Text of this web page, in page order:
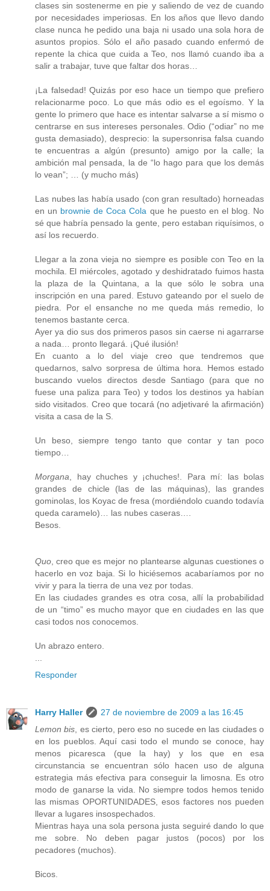
clases sin sostenerme en pie y saliendo de vez de cuando
por necesidades imperiosas. En los años que llevo dando
clase nunca he pedido una baja ni usado una sola hora de
asuntos propios. Sólo el año pasado cuando enfermó de
repente la chica que cuida a Teo, nos llamó cuando iba a
salir a trabajar, tuve que faltar dos horas…
¡La falsedad! Quizás por eso hace un tiempo que prefiero
relacionarme poco. Lo que más odio es el egoísmo. Y la
gente lo primero que hace es intentar salvarse a sí mismo o
centrarse en sus intereses personales. Odio (“odiar” no me
gusta demasiado), desprecio: la supersonrisa falsa cuando
te encuentras a algún (presunto) amigo por la calle; la
ambición mal pensada, la de “lo hago para que los demás
lo vean”; … (y mucho más)
Las nubes las había usado (con gran resultado) horneadas
en un brownie de Coca Cola que he puesto en el blog. No
sé que habría pensado la gente, pero estaban riquísimos, o
así los recuerdo.
Llegar a la zona vieja no siempre es posible con Teo en la
mochila. El miércoles, agotado y deshidratado fuimos hasta
la plaza de la Quintana, a la que sólo le sobra una
inscripción en una pared. Estuvo gateando por el suelo de
piedra. Por el ensanche no me queda más remedio, lo
tenemos bastante cerca.
Ayer ya dio sus dos primeros pasos sin caerse ni agarrarse
a nada… pronto llegará. ¡Qué ilusión!
En cuanto a lo del viaje creo que tendremos que
quedarnos, salvo sorpresa de última hora. Hemos estado
buscando vuelos directos desde Santiago (para que no
fuese una paliza para Teo) y todos los destinos ya habían
sido visitados. Creo que tocará (no adjetivaré la afirmación)
visita a casa de la S.
Un beso, siempre tengo tanto que contar y tan poco
tiempo…
Morgana, hay chuches y ¡chuches!. Para mí: las bolas
grandes de chicle (las de las máquinas), las grandes
gominolas, los Koyac de fresa (mordiéndolo cuando todavía
queda caramelo)… las nubes caseras….
Besos.
Quo, creo que es mejor no plantearse algunas cuestiones o
hacerlo en voz baja. Si lo hiciésemos acabaríamos por no
vivir y para la tierra de una vez por todas.
En las ciudades grandes es otra cosa, allí la probabilidad
de un “timo” es mucho mayor que en ciudades en las que
casi todos nos conocemos.
Un abrazo entero.
...
Responder
Harry Haller
27 de noviembre de 2009 a las 16:45
Lemon bis, es cierto, pero eso no sucede en las ciudades o
en los pueblos. Aquí casi todo el mundo se conoce, hay
menos picaresca (que la hay) y los que en esa
circunstancia se encuentran sólo hacen uso de alguna
estrategia más efectiva para conseguir la limosna. Es otro
modo de ganarse la vida. No siempre todos hemos tenido
las mismas OPORTUNIDADES, esos factores nos pueden
llevar a lugares insospechados.
Mientras haya una sola persona justa seguiré dando lo que
me sobre. No deben pagar justos (pocos) por los
pecadores (muchos).
Bicos.